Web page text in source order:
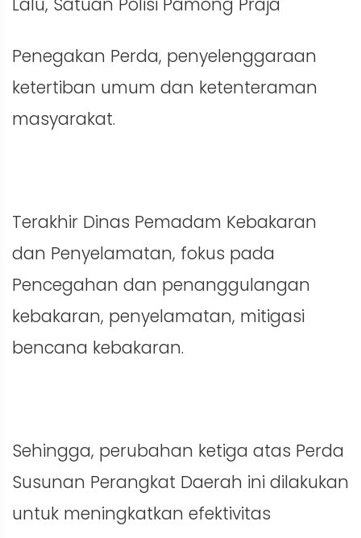
Penegakan Perda, penyelenggaraan
ketertiban umum dan ketenteraman
masyarakat.
Terakhir Dinas Pemadam Kebakaran
dan Penyelamatan, fokus pada
Pencegahan dan penanggulangan
kebakaran, penyelamatan, mitigasi
bencana kebakaran.
Sehingga, perubahan ketiga atas Perda
Susunan Perangkat Daerah ini dilakukan
untuk meningkatkan efektivitas